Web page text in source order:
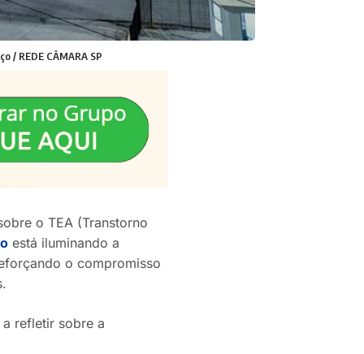
/ REDE CÂMARA SP
o TEA (Transtorno
está iluminando a
o compromisso
refletir sobre a